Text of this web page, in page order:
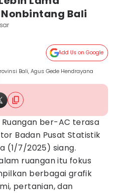
Bali
Add Us on Google
Bali, Agus Gede Hendrayana
Ruangan ber-AC terasa
Badan Pusat Statistik
(1/7/2025) siang.
ruangan itu fokus
berbagai grafik
pertanian, dan